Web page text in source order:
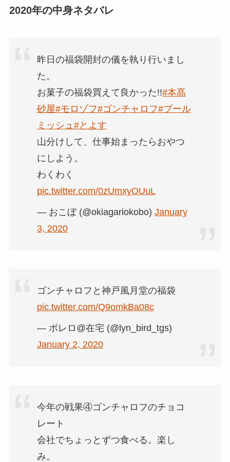
2020年の中身ネタバレ
昨日の福袋開封の儀を執り行いまし
た。
お菓子の福袋買えて良かった!!#本髙
砂屋#モロゾフ#ゴンチャロフ#ブール
ミッシュ #とよす
山分けして、仕事始まったらおやつ
にしよう。
わくわく
pic.twitter.com/0zUmxyOUuL
— おこぼ (@okiagariokobo) January
3, 2020
ゴンチャロフと神戸風月堂の福袋
pic.twitter.com/Q9omkBa08c
— ボレロ@在宅 (@lyn_bird_tgs)
January 2, 2020
今年の戦果④ゴンチャロフのチョコ
レート
会社でちょっとずつ食べる。楽し
み。